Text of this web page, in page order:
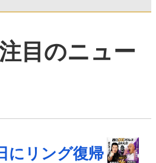
目のニュー
にリング復帰